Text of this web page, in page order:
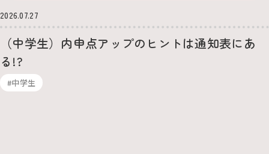
2026.07.27
（中学生）内申点アップのヒントは通知表にあ
る!?
#中学生